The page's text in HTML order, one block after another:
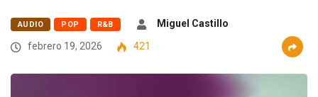
AUDIO POP R&B
Miguel Castillo
febrero 19, 2026
421